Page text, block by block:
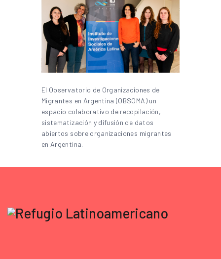
El Observatorio de Organizaciones de
Migrantes en Argentina (OBSOMA) un
espacio colaborativo de recopilación,
sistematización y difusión de datos
abiertos sobre organizaciones migrantes
en Argentina.